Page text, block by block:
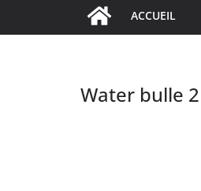
ACCUEIL
Water bulle 2